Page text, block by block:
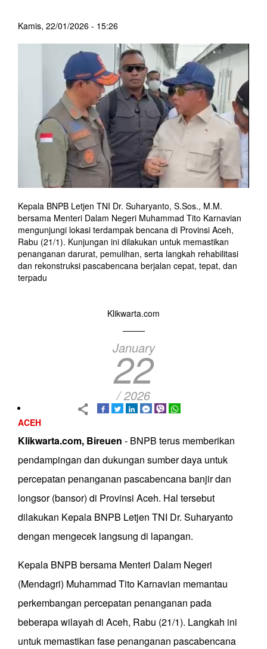
Kamis, 22/01/2026 - 15:26
Kepala BNPB Letjen TNI Dr. Suharyanto, S.Sos., M.M.
bersama Menteri Dalam Negeri Muhammad Tito Karnavian
mengunjungi lokasi terdampak bencana di Provinsi Aceh,
Rabu (21/1). Kunjungan ini dilakukan untuk memastikan
penanganan darurat, pemulihan, serta langkah rehabilitasi
dan rekonstruksi pascabencana berjalan cepat, tepat, dan
terpadu
Klikwarta.com
January
22
/ 2026
ACEH
Klikwarta.com, Bireuen - BNPB terus memberikan
pendampingan dan dukungan sumber daya untuk
percepatan penanganan pascabencana banjir dan
longsor (bansor) di Provinsi Aceh. Hal tersebut
dilakukan Kepala BNPB Letjen TNI Dr. Suharyanto
dengan mengecek langsung di lapangan.
Kepala BNPB bersama Menteri Dalam Negeri
(Mendagri) Muhammad Tito Karnavian memantau
perkembangan percepatan penanganan pada
beberapa wilayah di Aceh, Rabu (21/1). Langkah ini
untuk memastikan fase penanganan pascabencana